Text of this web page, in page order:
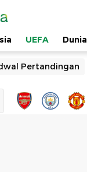
UEFA Dunia
Pertandingan